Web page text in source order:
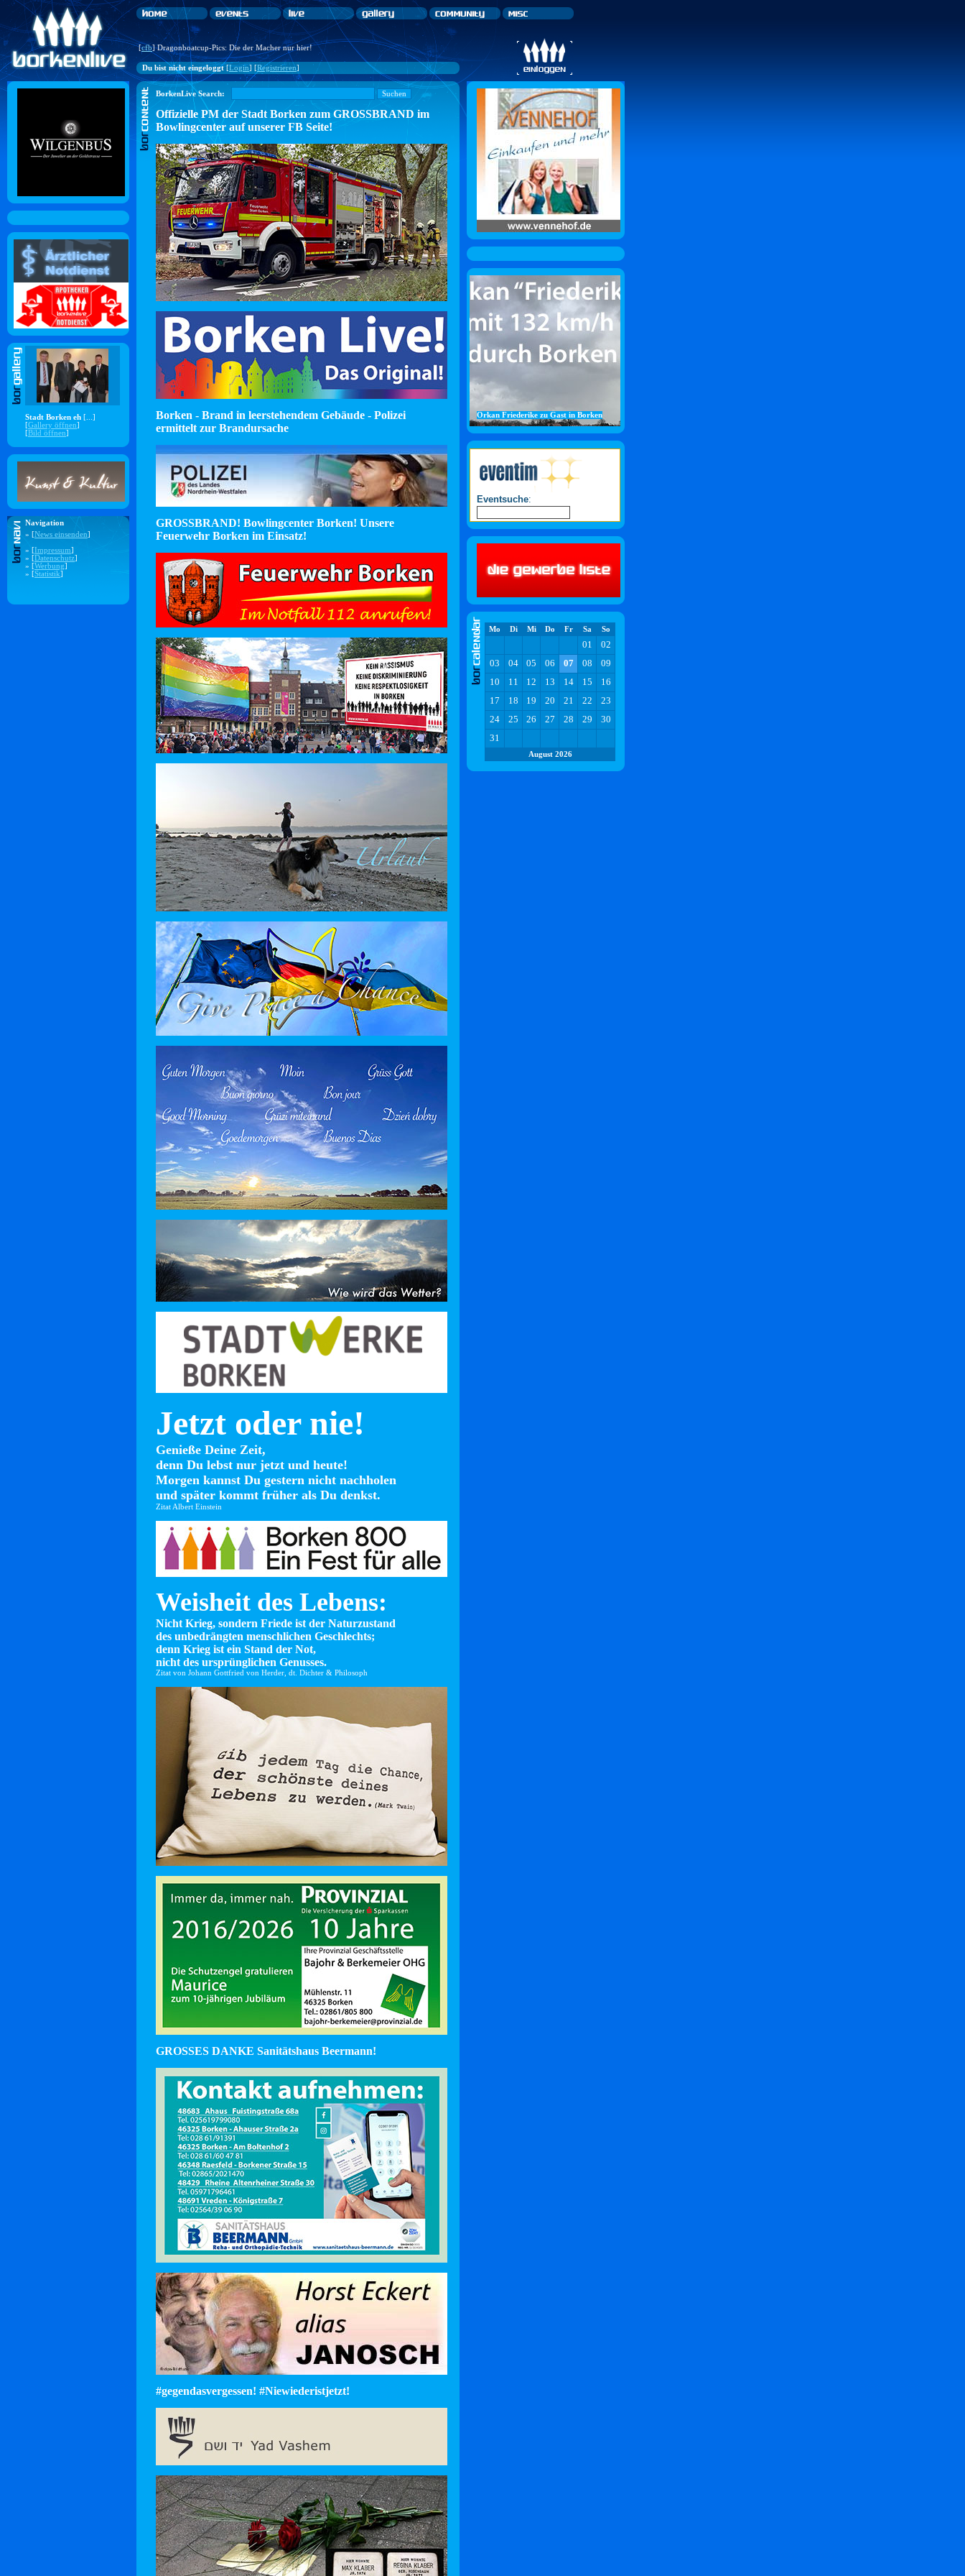
[cfb] Dragonboatcup-Pics: Die der Macher nur hier!
Du bist nicht eingeloggt[Login] [Registrieren]
Stadt Borken eh [...]
[Gallery öffnen]
[Bild öffnen]
Navigation
» [News einsenden]
» [Impressum]
» [Datenschutz]
» [Werbung]
» [Statistik]
BorkenLive Search:
Offizielle PM der Stadt Borken zum GROSSBRAND im
Bowlingcenter auf unserer FB Seite!
Borken - Brand in leerstehendem Gebäude - Polizei
ermittelt zur Brandursache
GROSSBRAND! Bowlingcenter Borken! Unsere
Feuerwehr Borken im Einsatz!
Jetzt oder nie!
Genieße Deine Zeit,
denn Du lebst nur jetzt und heute!
Morgen kannst Du gestern nicht nachholen
und später kommt früher als Du denkst.
Zitat Albert Einstein
Weisheit des Lebens:
Nicht Krieg, sondern Friede ist der Naturzustand
des unbedrängten menschlichen Geschlechts;
denn Krieg ist ein Stand der Not,
nicht des ursprünglichen Genusses.
Zitat von Johann Gottfried von Herder, dt. Dichter & Philosoph
GROSSES DANKE Sanitätshaus Beermann!
#gegendasvergessen! #Niewiederistjetzt!
Orkan Friederike zu Gast in Borken
Eventsuche:
Mo Di Mi Do Fr Sa So
01
02
03
04 05 06 07 08
09
10
11 12 13 14 15
16
17
18 19 20 21 22
23
24
25 26 27 28 29
30
31
August 2026